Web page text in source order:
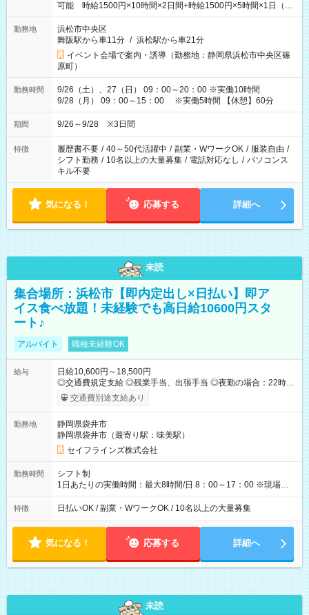
可能 時給1500円×10時間×2日間+時給1500円×5時間×1日（実
働8時間を越えた時給：1875円）
勤務地
浜松市中央区
舞阪駅から車11分 / 浜松駅から車21分
イベント会場で案内・誘導（勤務地：静岡県浜松市中央区篠
原町）
勤務時間
9/26（土）、27（日） 09：00～20：00 ※実働10時間
9/28（月） 09：00～15：00 ※実働5時間 【休憩】60分
期間 9/26～9/28 ※3日間
特徴 履歴書不要 / 40～50代活躍中 / 副業・WワークOK / 服装自由 /
シフト勤務 / 10名以上の大量募集 / 電話対応なし / パソコンス
キル不要
気になる！ 応募する 詳細へ
未読
集合場所：浜松市【即内定出し×日払い】即ア
イス食べ放題！未経験でも高日給10600円スタ
ート♪
アルバイト 職種未経験OK
給与
日給10,600円～18,500円
◎交通費規定支給 ◎残業手当、出張手当 ◎夜勤の場合：22時～
翌5時は割増給与 ◎日払い・週払い可(希望者／条件有) ◎社食あ
ダブルワークも可能です☺ ◎髪色、ピアス、タトゥーOK おしゃ
れも自由に楽しめます！ 【試用期間】試用期間あり 試用期間の
長さ：3ヶ月 雇用形態、給与は本採用時と同じです。
交通費別途支給あり
勤務地
静岡県袋井市
静岡県袋井市（最寄り駅：味美駅）
セイフラインズ株式会社
勤務時間
シフト制
1日あたりの実働時間：最大8時間/日 8：00～17：00 ※現場によ
っては多少時間は前後します ▶残業ほとんどなし！ ▶時間より
早く終わることの方が多いと思います。現場によっては午前中
望の方は夜勤（21:00～6:00）のお仕事も可能。
特徴 日払いOK / 副業・WワークOK / 10名以上の大量募集
気になる！ 応募する 詳細へ
未読